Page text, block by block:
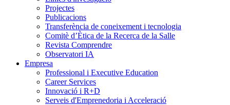
Projectes
Publicacions
Transferència de coneixement i tecnologia
Comitè d’Ètica de la Recerca de la Salle
Revista Comprendre
Observatori IA
Empresa
Professional i Executive Education
Career Services
Innovació i R+D
Serveis d'Emprenedoria i Acceleració